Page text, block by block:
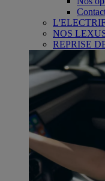
NOS
REPRISE